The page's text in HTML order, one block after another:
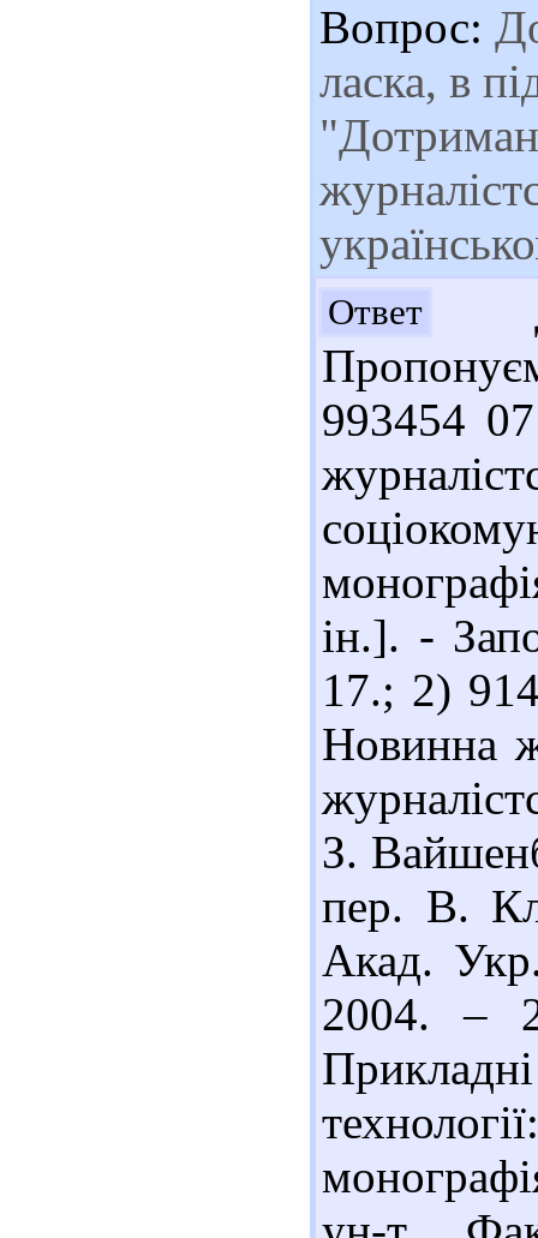
Вопрос:
ласка, в
Ответ
993454
ін.]. -
17.; 2)
Новинна
З.
пер. В.
Акад.
2004. –